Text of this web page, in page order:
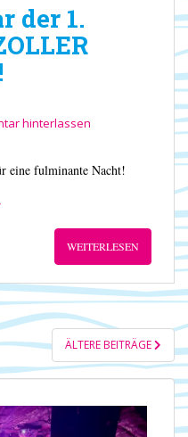
der 1.
hinterlassen
eine fulminante Nacht!
WEITERLESEN
ÄLTERE BEITRÄGE